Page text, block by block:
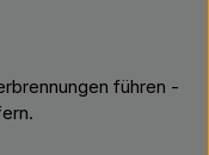
führen -